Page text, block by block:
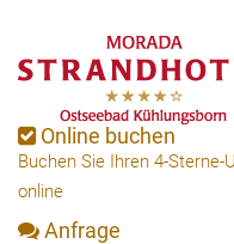
Online buchen
Buchen Sie Ihren 4-
online
Anfrage